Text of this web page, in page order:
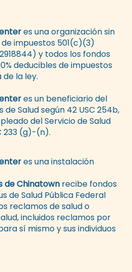
es una organización sin
impuestos 501(c)(3)
y todos los fondos
deducibles de impuestos
la ley.
es un beneficiario del
Salud según 42 USC 254b,
del Servicio de Salud
233 (g)-(n).
es una instalación
de Chinatown recibe fondos
de Salud Pública Federal
reclamos de salud o
incluidos reclamos por
sí mismo y sus individuos